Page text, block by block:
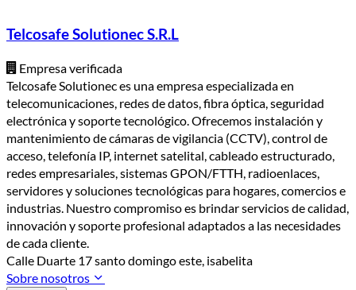
Telcosafe Solutionec S.R.L
Empresa verificada
Telcosafe Solutionec es una empresa especializada en
telecomunicaciones, redes de datos, fibra óptica, seguridad
electrónica y soporte tecnológico. Ofrecemos instalación y
mantenimiento de cámaras de vigilancia (CCTV), control de
acceso, telefonía IP, internet satelital, cableado estructurado,
redes empresariales, sistemas GPON/FTTH, radioenlaces,
servidores y soluciones tecnológicas para hogares, comercios e
industrias. Nuestro compromiso es brindar servicios de calidad,
innovación y soporte profesional adaptados a las necesidades
de cada cliente.
Calle Duarte 17 santo domingo este, isabelita
Sobre nosotros